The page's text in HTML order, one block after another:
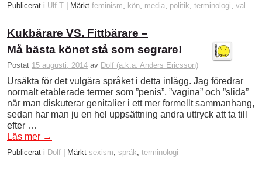
Publicerat i Ulf T | Märkt feminism kön media politik terminologi val
Kukbärare VS. Fittbärare –
Må bästa könet stå som segrare!
Postat 15 augusti, 2014 av Dolf (a.k.a. Anders Ericsson)
Ursäkta för det vulgära språket i detta inlägg. Jag föredrar
normalt etablerade termer som ”penis”, ”vagina” och ”slida”
när man diskuterar genitalier i ett mer formellt sammanhang,
sedan har man ju en hel uppsättning andra uttryck att ta till
efter …
Läs mer →
Publicerat i Dolf Märkt sexism, språk, terminologi